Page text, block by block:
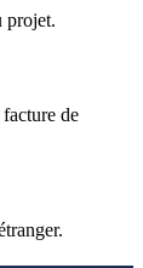
projet.
de